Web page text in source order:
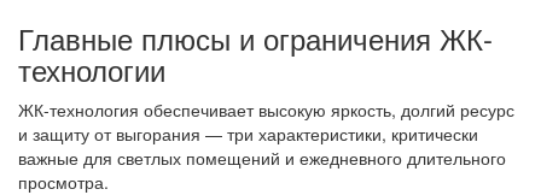
Главные плюсы и ограничения ЖК-
технологии
ЖК-технология обеспечивает высокую яркость, долгий ресурс
и защиту от выгорания — три характеристики, критически
важные для светлых помещений и ежедневного длительного
просмотра.